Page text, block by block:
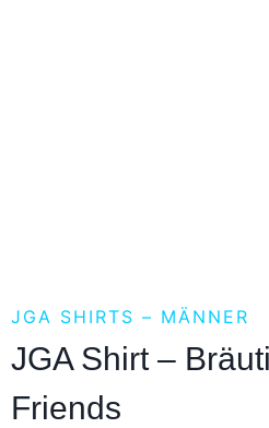
JGA SHIRTS – MÄNNER
JGA Shirt –
Friends